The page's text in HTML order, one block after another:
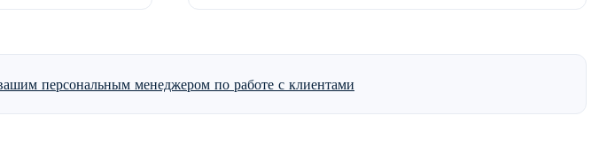
персональным менеджером по работе с клиентами